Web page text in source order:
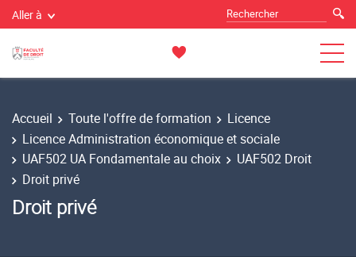
Aller à
Accueil Toute l'offre de formation
Licence
Licence Administration économique et sociale
UAF502 UA Fondamentale au choix
UAF502 Droit
Droit privé
Droit privé